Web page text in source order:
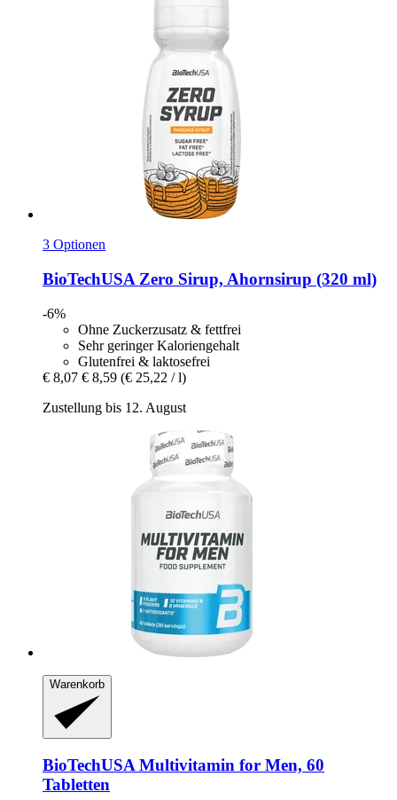
3 Optionen
BioTechUSA Zero Sirup, Ahornsirup (320 ml)
-6%
Ohne Zuckerzusatz & fettfrei
Sehr geringer Kaloriengehalt
Glutenfrei & laktosefrei
€ 8,07 € 8,59 (€ 25,22 / l)
Zustellung bis 12. August
Warenkorb
BioTechUSA Multivitamin for Men, 60
Tabletten